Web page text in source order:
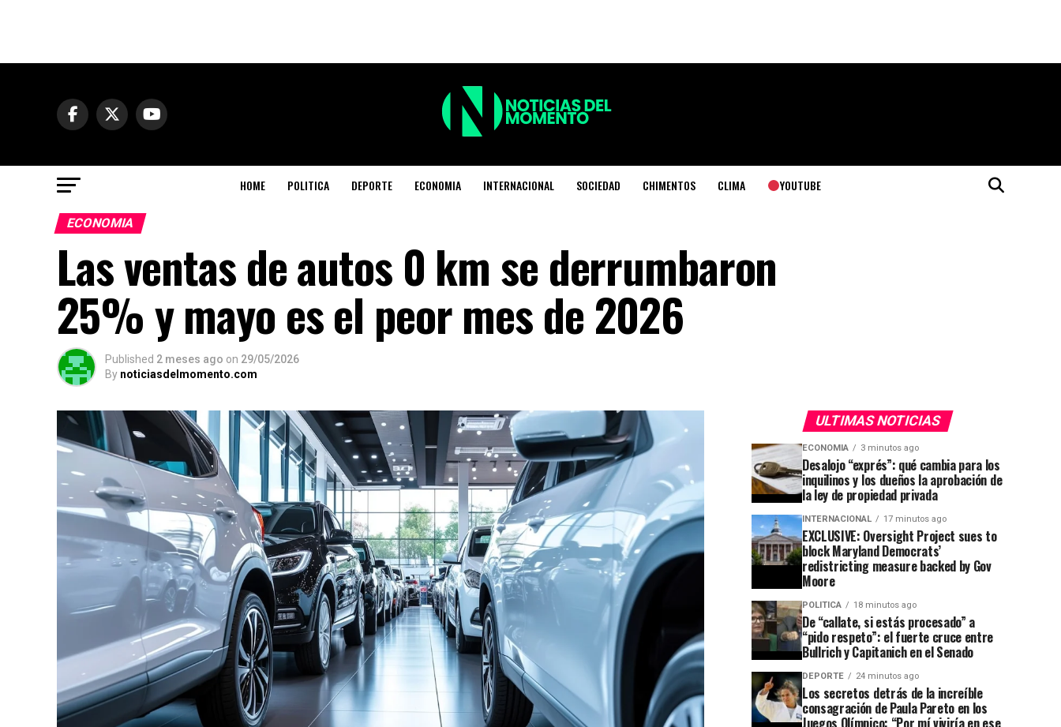
HOME POLITICA DEPORTE ECONOMIA INTERNACIONAL SOCIEDAD CHIMENTOS CLIMA YOUTUBE
ECONOMIA
Las ventas de autos 0 km se derrumbaron
25% y mayo es el peor mes de 2026
Published 2 meses ago on 29/05/2026
By noticiasdelmomento.com
ULTIMAS NOTICIAS
ECONOMIA 3 minutos ago
Desalojo “exprés”: qué cambia para los
inquilinos y los dueños la aprobación de
la ley de propiedad privada
INTERNACIONAL 17 minutos ago
EXCLUSIVE: Oversight Project sues to
block Maryland Democrats’
redistricting measure backed by Gov
Moore
POLITICA 18 minutos ago
De “callate, si estás procesado” a
“pido respeto”: el fuerte cruce entre
Bullrich y Capitanich en el Senado
DEPORTE 24 minutos ago
Los secretos detrás de la increíble
consagración de Paula Pareto en los
Juegos Olímpico: “Por mí viviría en ese